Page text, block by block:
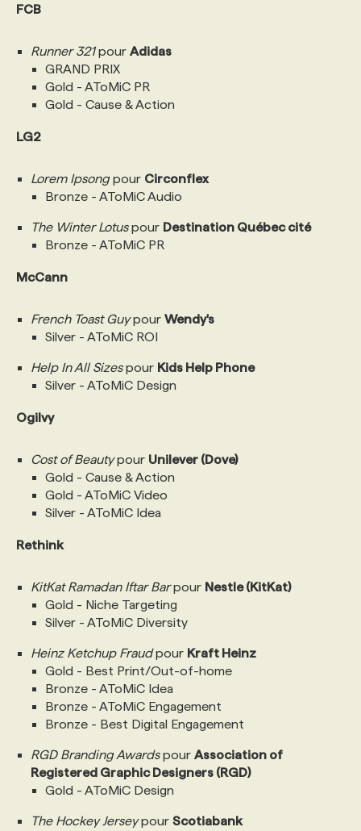
FCB
Runner 321pour Adidas
GRAND PRIX
Gold - AToMiC PR
Gold - Cause & Action
LG2
Lorem Ipsongpour Circonflex
Bronze - AToMiC Audio
The Winter Lotuspour Destination Québec cité
Bronze - AToMiC PR
McCann
French Toast Guypour Wendy's
Silver - AToMiC ROI
Help In All Sizespour Kids Help Phone
Silver - AToMiC Design
Ogilvy
Cost of Beautypour Unilever (Dove)
Gold - Cause & Action
Gold - AToMiC Video
Silver - AToMiC Idea
Rethink
KitKat Ramadan Iftar Barpour Nestle (KitKat)
Gold - Niche Targeting
Silver - AToMiC Diversity
Heinz Ketchup Fraudpour Kraft Heinz
Gold - Best Print/Out-of-home
Bronze - AToMiC Idea
Bronze - AToMiC Engagement
Bronze - Best Digital Engagement
RGD Branding Awardspour Association of
Registered Graphic Designers (RGD)
Gold - AToMiC Design
The Hockey Jerseypour Scotiabank